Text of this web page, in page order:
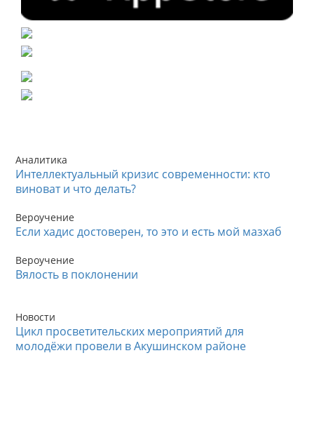
Аналитика
Интеллектуальный кризис современности: кто
виноват и что делать?
Вероучение
Если хадис достоверен, то это и есть мой мазхаб
Вероучение
Вялость в поклонении
Новости
Цикл просветительских мероприятий для
молодёжи провели в Акушинском районе